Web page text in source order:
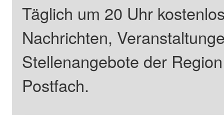
Täglich um 20 Uhr
Nachrichten,
Stellenangebote der
Postfach.